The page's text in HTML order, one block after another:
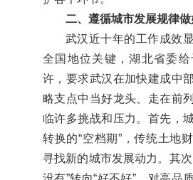
二、遵循城市发展规律
武汉近十年的工作成效
全国地位关键，湖北省委
许，要求武汉在加快建成中
略支点中当好龙头、走在前
临许多挑战和压力。首先，
转换的“空档期”，传统土地
寻找新的城市发展动力。其